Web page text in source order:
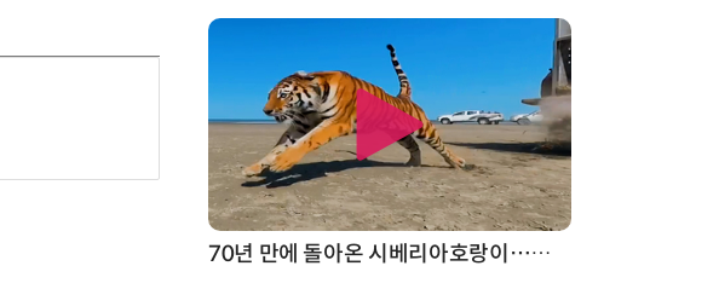
70년 만에 돌아온 시베리아호랑이…카자흐스탄 야생에 풀렸다